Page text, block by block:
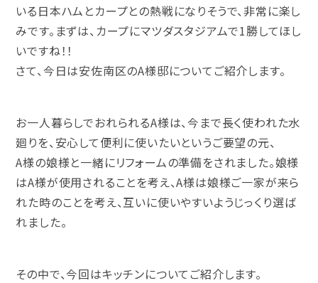
いる日本ハムとカープとの熱戦になりそうで、非常に楽し
みです。まずは、カープにマツダスタジアムで1勝してほし
いですね！！
さて、今日は安佐南区のA様邸についてご紹介します。
お一人暮らしでおれられるA様は、今まで長く使われた水
廻りを、安心して便利に使いたいというご要望の元、
A様の娘様と一緒にリフォームの準備をされました。娘様
はA様が使用されることを考え、A様は娘様ご一家が来ら
れた時のことを考え、互いに使いやすいようじっくり選ば
れました。
その中で、今回はキッチンについてご紹介します。